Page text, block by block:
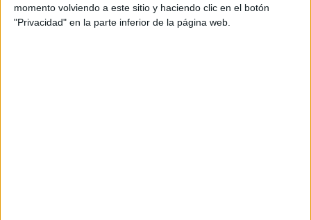
momento volviendo a este sitio y haciendo clic en el botón
"Privacidad" en la parte inferior de la página web.